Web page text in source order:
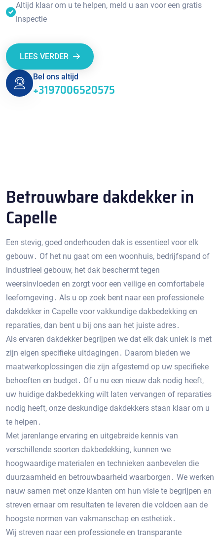
Altijd klaar om u te helpen, meld u aan voor een gratis
inspectie
LEES VERDER
Bel ons altijd
+3197006520575
Betrouwbare dakdekker in
Capelle
Een stevig‚ goed onderhouden dak is essentieel voor elk
gebouw․ Of het nu gaat om een ​​woonhuis‚ bedrijfspand of
industrieel gebouw‚ het dak beschermt tegen
weersinvloeden en zorgt voor een veilige en comfortabele
leefomgeving․ Als u op zoek bent naar een professionele
dakdekker in Capelle voor vakkundige dakbedekking en
reparaties‚ dan bent u bij ons aan het juiste adres․
Als ervaren dakdekker begrijpen we dat elk dak uniek is met
zijn eigen specifieke uitdagingen․ Daarom bieden we
maatwerkoplossingen die zijn afgestemd op uw specifieke
behoeften en budget․ Of u nu een nieuw dak nodig heeft‚
uw huidige dakbedekking wilt laten vervangen of reparaties
nodig heeft‚ onze deskundige dakdekkers staan klaar om u
te helpen․
Met jarenlange ervaring en uitgebreide kennis van
verschillende soorten dakbedekking‚ kunnen we
hoogwaardige materialen en technieken aanbevelen die
duurzaamheid en betrouwbaarheid waarborgen․ We werken
nauw samen met onze klanten om hun visie te begrijpen en
streven ernaar om resultaten te leveren die voldoen aan de
hoogste normen van vakmanschap en esthetiek․
Wij streven naar een professionele en transparante